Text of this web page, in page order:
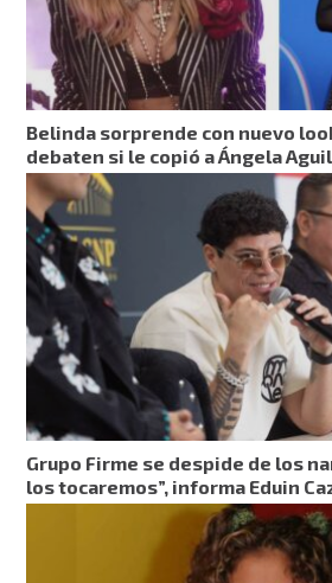
Belinda sorprende con nuevo
debaten si le copió a Ángela
Grupo Firme se despide de los
los tocaremos”, informa Eduin